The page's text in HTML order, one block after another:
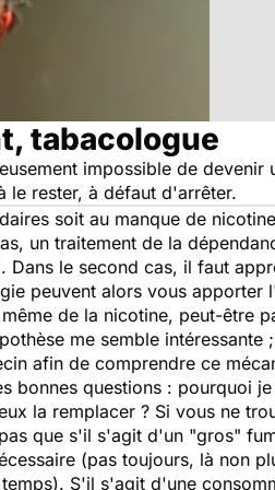
tabacologue
impossible de devenir
le rester, à défaut d'arrêter.
soit au manque de
un traitement de la
le second cas, il faut
peuvent alors vous apporter
de la nicotine, peut-être
me semble
afin de comprendre ce
bonnes questions : pourquoi
la remplacer ? Si vous ne
que s'il s'agit d'un "gros"
(pas toujours, là non
S'il s'agit d'une